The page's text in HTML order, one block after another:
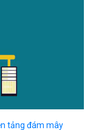
tảng đám mây